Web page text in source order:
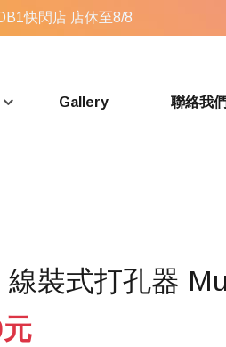
快閃店 店休至8/8
Gallery 聯絡我們
線裝式打孔器